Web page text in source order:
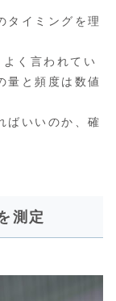
タイミングを理
く言われてい
量と頻度は数値
ばいいのか、確
測定